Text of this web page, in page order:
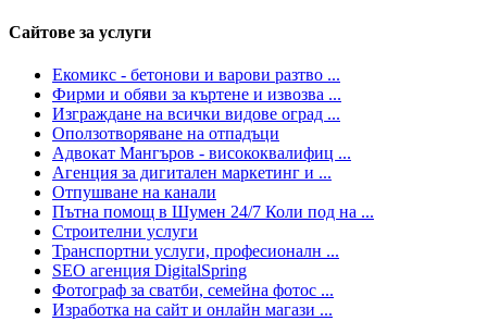
Сайтове за услуги
Екомикс - бетонови и варови разтво ...
Фирми и обяви за къртене и извозва ...
Изграждане на всички видове оград ...
Оползотворяване на отпадъци
Адвокат Мангъров - висококвалифиц ...
Агенция за дигитален маркетинг и ...
Отпушване на канали
Пътна помощ в Шумен 24/7 Коли под на ...
Строителни услуги
Транспортни услуги, професионалн ...
SEO агенция DigitalSpring
Фотограф за сватби, семейна фотос ...
Изработка на сайт и онлайн магази ...